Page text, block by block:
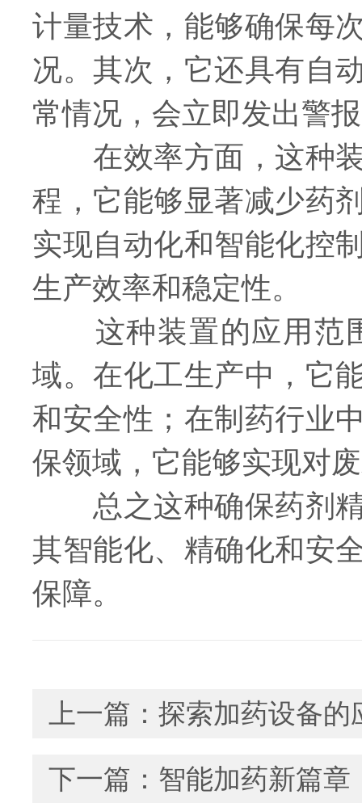
计量技术，能够确保每
况。其次，它还具有自
常情况，会立即发出警
在效率方面，这种装
程，它能够显著减少药
实现自动化和智能化控
生产效率和稳定性。
这种装置的应用范围
域。在化工生产中，它
和安全性；在制药行业
保领域，它能够实现对
总之这种确保药剂精
其智能化、精确化和安
保障。
上一篇： 探索加药设备的
下一篇： 智能加药新篇章